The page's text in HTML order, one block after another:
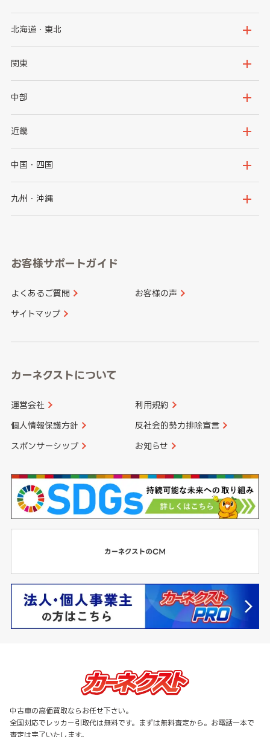
北海道・東北
北海道
岩手県
秋田県
関東
茨城県
群馬県
千葉県
神奈川県
中部
新潟県
石川県
山梨県
愛知県
近畿
大阪府
京都府
和歌山県
中国・四国
鳥取県
山口県
香川県 愛媛県
九州・沖縄
長崎県
大分県 宮崎県
お客様サポートガイド
よくあるご質問 お客様の声
サイトマップ
カーネクストについて
運営会社 利用規約
個人情報保護方針 反社会的勢力排除宣言
スポンサーシップ お知らせ
中古車の高価買取ならお任せ下さい。
全国対応でレッカー引取代は無料です。まずは無料査定から。お電話一本で
査定は完了いたします。